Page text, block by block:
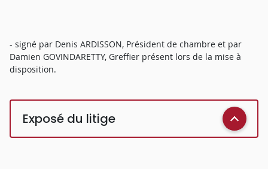
- signé par Denis ARDISSON, Président de chambre et par
Damien GOVINDARETTY, Greffier présent lors de la mise à
disposition.
Exposé du litige